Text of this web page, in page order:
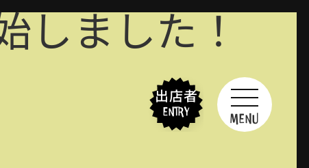
MENU
出店者
ENTRY
しました！